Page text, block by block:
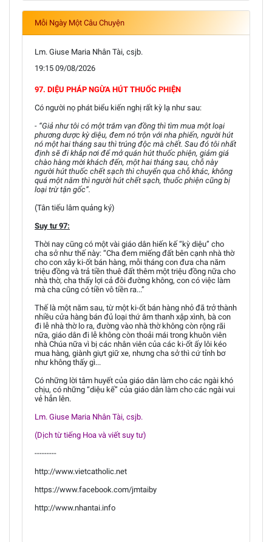
Mỗi Ngày Một Câu Chuyện
Lm. Giuse Maria Nhân Tài, csjb.
19:15 09/08/2026
97. DIỆU PHÁP NGỪA HÚT THUỐC PHIỆN
Có người nọ phát biểu kiến nghị rất kỳ lạ như sau:
- “Giả như tôi có một trăm vạn đồng thì tìm mua một loại
phương dược kỳ diệu, đem nó trộn với nha phiến, người hút
nó một hai tháng sau thì trúng độc mà chết. Sau đó tôi nhất
định sẽ đi khắp nơi để mở quán hút thuốc phiện, giảm giá
chào hàng mời khách đến, một hai tháng sau, chỗ này
người hút thuốc chết sạch thì chuyển qua chỗ khác, không
quá một năm thì người hút chết sạch, thuốc phiện cũng bị
loại trừ tận gốc”.
(Tân tiếu lâm quảng ký)
Suy tư 97:
Thời nay cũng có một vài giáo dân hiến kế “kỳ diệu” cho
cha sở như thế này: “Cha đem miếng đất bên cạnh nhà thờ
cho con xây ki-ốt bán hàng, mỗi tháng con đưa cha năm
triệu đồng và trả tiền thuê đất thêm một triệu đồng nữa cho
nhà thờ, cha thấy lợi cả đôi đường không, con có việc làm
mà cha cũng có tiền vô tiền ra...”
Thế là một năm sau, từ một ki-ốt bán hàng nhỏ đã trở thành
nhiều cửa hàng bán đủ loại thứ âm thanh xập xình, bà con
đi lễ nhà thờ lo ra, đường vào nhà thờ không còn rộng rãi
nữa, giáo dân đi lễ không còn thoải mái trong khuôn viên
nhà Chúa nữa vì bị các nhân viên của các ki-ốt ấy lôi kéo
mua hàng, giành giựt giữ xe, nhưng cha sở thì cứ tỉnh bơ
như không thấy gì...
Có những lời tâm huyết của giáo dân làm cho các ngài khó
chịu, có những “diệu kế” của giáo dân làm cho các ngài vui
vẻ hẳn lên.
Lm. Giuse Maria Nhân Tài, csjb.
(Dịch từ tiếng Hoa và viết suy tư)
---------
http://www.vietcatholic.net
https://www.facebook.com/jmtaiby
http://www.nhantai.info